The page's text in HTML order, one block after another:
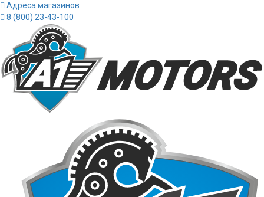
Адреса магазинов
8 (800) 23-43-100